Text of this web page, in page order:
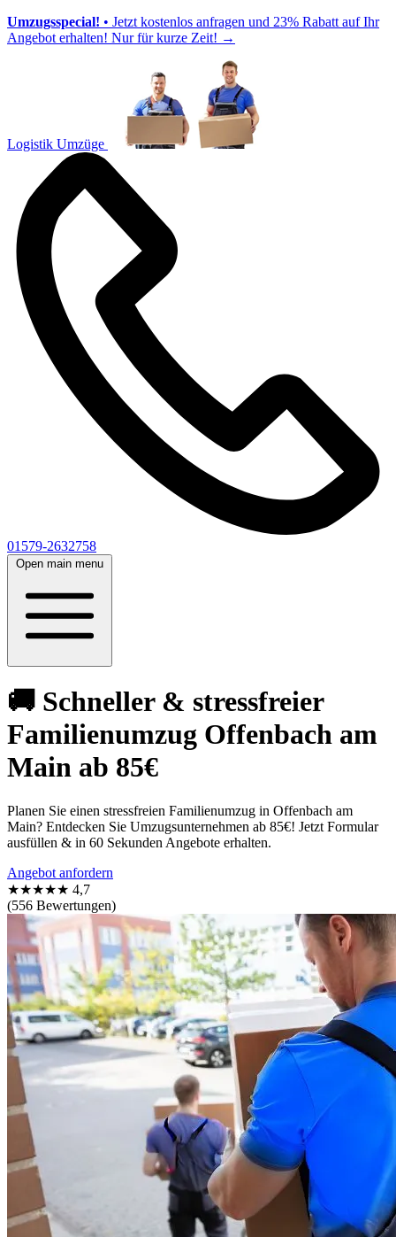
Umzugsspecial! • Jetzt kostenlos anfragen und 23% Rabatt auf Ihr
Angebot erhalten! Nur für kurze Zeit! →
Logistik Umzüge
01579-2632758
Open main menu
🚚 Schneller & stressfreier
Familienumzug Offenbach am
Main ab 85€
Planen Sie einen stressfreien Familienumzug in Offenbach am
Main? Entdecken Sie Umzugsunternehmen ab 85€! Jetzt Formular
ausfüllen & in 60 Sekunden Angebote erhalten.
Angebot anfordern
★★★★★ 4,7
(556 Bewertungen)